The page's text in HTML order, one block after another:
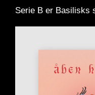
Serie B er Basilisks